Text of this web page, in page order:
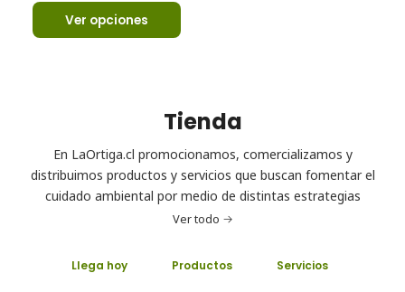
Ver opciones
Tienda
En LaOrtiga.cl promocionamos, comercializamos y
distribuimos productos y servicios que buscan fomentar el
cuidado ambiental por medio de distintas estrategias
Ver todo
Llega hoy Productos Servicios